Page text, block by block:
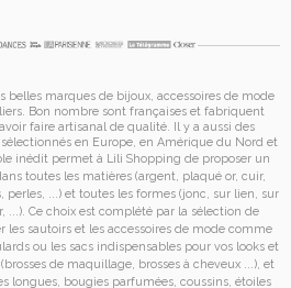
belles marques de bijoux, accessoires de mode
Bon nombre sont françaises et fabriquent
faire artisanal de qualité. Il y a aussi des
en Europe, en Amérique du Nord et
inédit permet à Lili Shopping de proposer un
toutes les matières (argent, plaqué or, cuir,
...) et toutes les formes (jonc, sur lien, sur
...). Ce choix est complété par la sélection de
les sautoirs et les accessoires de mode comme
ou les sacs indispensables pour vos looks et
de maquillage, brosses à cheveux ...), et
longues, bougies parfumées, coussins, étoiles